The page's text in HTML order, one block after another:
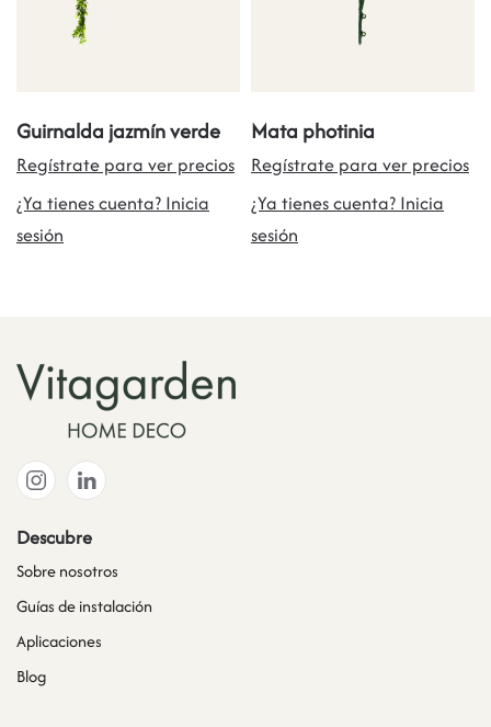
Guirnalda jazmín verde
Regístrate para ver precios
¿Ya tienes cuenta? Inicia
sesión
Mata photinia
Regístrate para ver precios
¿Ya tienes cuenta? Inicia
sesión
Descubre
Sobre nosotros
Guías de instalación
Aplicaciones
Blog